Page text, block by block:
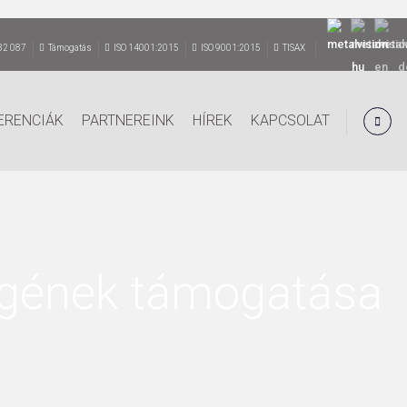
087 Támogatás ISO 14001:2015 ISO 9001:2015 TISAX
PARTNEREINK HÍREK KAPCSOLAT